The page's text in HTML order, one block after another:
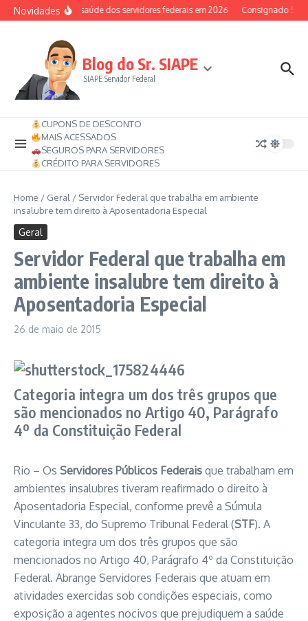
Ir para o conteúdo
NovidadesAuxílio-saúde dos servidores federais em 2026 Consignado
Blog do Sr. SIAPE
SIAPE Servidor Federal
CUPONS DE DESCONTO
MAIS ACESSADOS
SEGUROS PARA SERVIDORES
CRÉDITO PARA SERVIDORES
Home / Geral / Servidor Federal que trabalha em ambiente
insalubre tem direito à Aposentadoria Especial
Geral
Servidor Federal que trabalha em
ambiente insalubre tem direito à
Aposentadoria Especial
26 de maio de 2015
Categoria integra um dos três grupos que
são mencionados no Artigo 40, Parágrafo
4º da Constituição Federal
Rio – Os Servidores Públicos Federais que trabalham em
ambientes insalubres tiveram reafirmado o direito à
Aposentadoria Especial, conforme prevê a Súmula
Vinculante 33, do Supremo Tribunal Federal (STF). A
categoria integra um dos três grupos que são
mencionados no Artigo 40, Parágrafo 4º da Constituição
Federal. Abrange Servidores Federais que atuam em
atividades exercidas sob condições especiais, como
exposição a agentes nocivos que prejudiquem a saúde